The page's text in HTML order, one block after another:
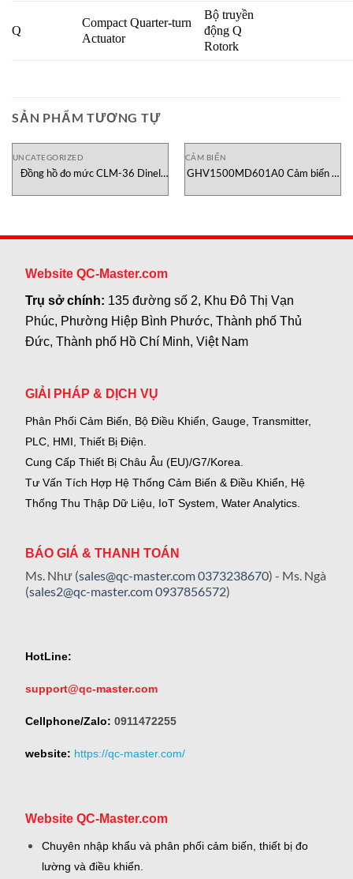
Q
Compact Quarter-turn
Actuator
Bộ truyền
động Q
Rotork
SẢN PHẨM TƯƠNG TỰ
UNCATEGORIZED
Đồng hồ đo mức CLM-36 Dinel
CẢM BIẾN
GHV1500MD601A0 Cảm biến vị
Website QC-Master.com
Trụ sở chính: 135 đường số 2, Khu Đô Thị Vạn
Phúc, Phường Hiệp Bình Phước, Thành phố Thủ
Đức, Thành phố Hồ Chí Minh, Việt Nam
GIẢI PHÁP & DỊCH VỤ
Phân Phối Cảm Biến, Bộ Điều Khiển, Gauge, Transmitter,
PLC, HMI, Thiết Bị Điện.
Cung Cấp Thiết Bị Châu Âu (EU)/G7/Korea.
Tư Vấn Tích Hợp Hệ Thống Cảm Biến & Điều Khiển, Hệ
Thống Thu Thập Dữ Liệu, IoT System, Water Analytics.
BÁO GIÁ & THANH TOÁN
Ms. Như (sales@qc-master.com0373238670) - Ms. Ngà
(sales2@qc-master.com0937856572)
HotLine:
support@qc-master.com
Cellphone/Zalo: 0911472255
website: https://qc-master.com/
Website QC-Master.com
Chuyên nhập khẩu và phân phối cảm biến, thiết bị đo
lường và điều khiển.